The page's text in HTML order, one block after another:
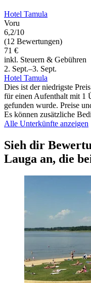
Hotel Tamula
Voru
6,2/10
(12 Bewertungen)
71 €
inkl. Steuern & Gebühren
2. Sept.–3. Sept.
Hotel Tamula
Dies ist der niedrigste
für einen Aufenthalt mit 1
gefunden wurde. Preise
Es können zusätzliche
Alle Unterkünfte anzeigen
Sieh dir
Lauga an, die